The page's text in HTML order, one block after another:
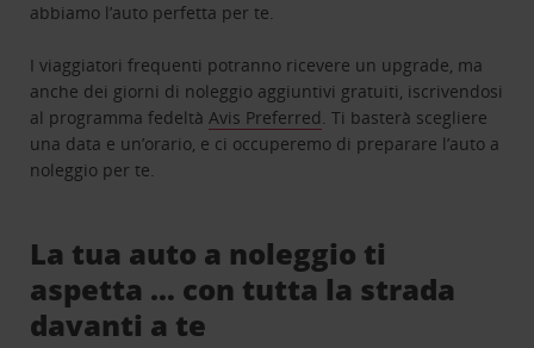
abbiamo l’auto perfetta per te.
I viaggiatori frequenti potranno ricevere un upgrade, ma
anche dei giorni di noleggio aggiuntivi gratuiti, iscrivendosi
al programma fedeltàAvis Preferred. Ti basterà scegliere
una data e un’orario, e ci occuperemo di preparare l’auto a
noleggio per te.
La tua auto a noleggio ti
aspetta … con tutta la strada
davanti a te